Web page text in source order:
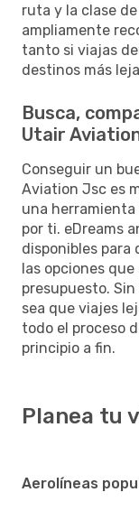
ruta y la clase
ampliamente
tanto si viajas
destinos más
Busca,
Utair
Conseguir un
Aviation Jsc es
una
por ti. eDreams
disponibles
las opciones
presupuesto.
sea que viajes
todo el proceso
principio a fin.
Planea tu
Aerolíneas